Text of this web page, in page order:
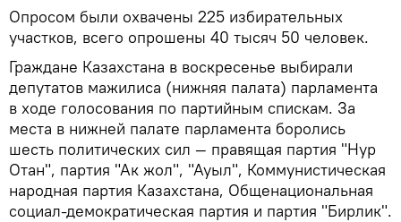
Опросом были охвачены 225 избирательных
участков, всего опрошены 40 тысяч 50 человек.
Граждане Казахстана в воскресенье выбирали
депутатов мажилиса (нижняя палата) парламента
в ходе голосования по партийным спискам. За
места в нижней палате парламента боролись
шесть политических сил — правящая партия "Нур
Отан", партия "Ак жол", "Ауыл", Коммунистическая
народная партия Казахстана, Общенациональная
социал-демократическая партия и партия "Бирлик".